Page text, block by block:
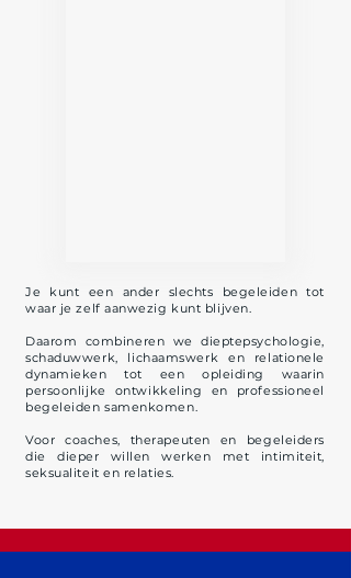
Je kunt een ander slechts begeleiden tot
waar je zelf aanwezig kunt blijven.
Daarom combineren we dieptepsychologie,
schaduwwerk, lichaamswerk en relationele
dynamieken tot een opleiding waarin
persoonlijke ontwikkeling en professioneel
begeleiden samenkomen.
Voor coaches, therapeuten en begeleiders
die dieper willen werken met intimiteit,
seksualiteit en relaties.